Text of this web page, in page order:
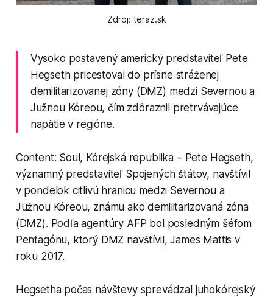
Zdroj: teraz.sk
Vysoko postavený americký predstaviteľ Pete
Hegseth pricestoval do prísne stráženej
demilitarizovanej zóny (DMZ) medzi Severnou a
Južnou Kóreou, čím zdôraznil pretrvávajúce
napätie v regióne.
Content: Soul, Kórejská republika – Pete Hegseth,
významný predstaviteľ Spojených štátov, navštívil
v pondelok citlivú hranicu medzi Severnou a
Južnou Kóreou, známu ako demilitarizovaná zóna
(DMZ). Podľa agentúry AFP bol posledným šéfom
Pentagónu, ktorý DMZ navštívil, James Mattis v
roku 2017.
Hegsetha počas návštevy sprevádzal juhokórejský